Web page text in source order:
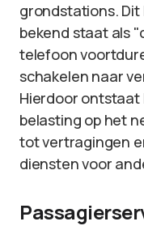
grondstations.
bekend staat als
telefoon
schakelen naar
Hierdoor ontstaat
belasting op het
tot vertragingen
diensten voor